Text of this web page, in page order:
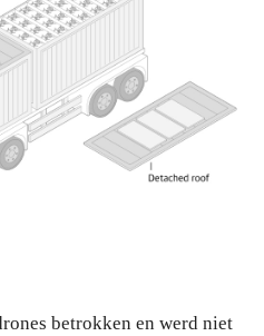
betrokken en werd niet